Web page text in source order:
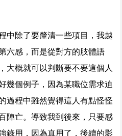
中除了要釐清一些項目，我越
六感，而是從對方的肢體語
大概就可以判斷要不要這個人
幾個例子，因為某職位需求迫
過程中雖然覺得這人有點怪怪
陣亡。導致我到後來，只要感
錄用，因為真用了，後續的影